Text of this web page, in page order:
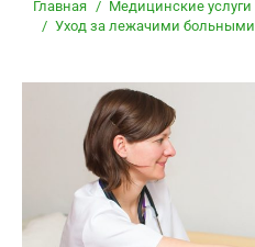
Вы здесь:
Главная
Медицинские услуги
Уход за лежачими больными